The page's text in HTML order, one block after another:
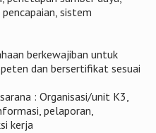
sistem
berkewajiban untuk
dan bersertifikat sesuai
: Organisasi/unit K3,
pelaporan,
kerja